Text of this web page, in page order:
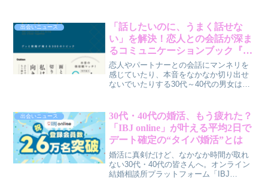
もときめきと癒しを提供します。本記事
では、AI彼氏くんの魅力と、賢作が感じ
たおすすめポイントを本音で解説しま
す。
出会いニュース
「話したいのに、うまく話せな
い」を解決！恋人との会話が深ま
るコミュニケーションブック『ふ
たりごと』が新登場
恋人やパートナーとの会話にマンネリを
感じていたり、本音をなかなか切り出せ
ないでいたりする30代～40代の男女は少
けとなるコミュニケーションブック『ふ
たりごと グッと距離が縮まる300のトピ
ック』が、学研ホールディングスのグル
ープ会社であるGakkenから2026年3月5日
に発売されました。
出会いニュース
30代・40代の婚活、もう疲れた？
「IBJ online」が叶える平均2日で
デート確定の“タイパ婚活”とは
婚活に真剣だけど、なかなか時間が取れ
ない30代・40代の皆さんへ。オンライン
結婚相談所プラットフォーム「IBJ